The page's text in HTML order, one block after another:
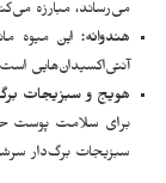
می‌رساند، مبارزه
هندوانه: این میوه
آنتی‌اکسیدان‌هایی
هویج و سبزیجات
برای سلامت پوست
سبزیجات برگ‌دار